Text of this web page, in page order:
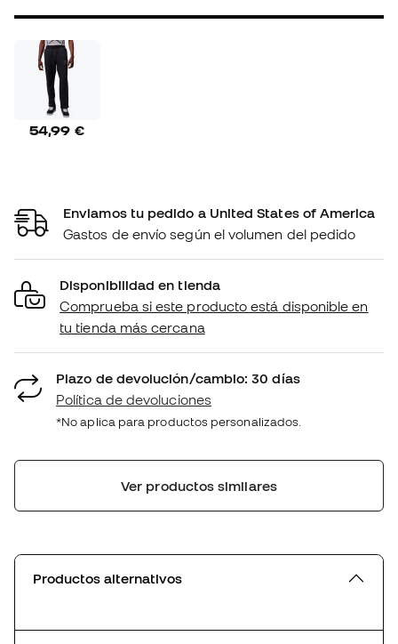
54,99 €
Enviamos tu pedido a United States of America
Gastos de envío según el volumen del pedido
Disponibilidad en tienda
Comprueba si este producto está disponible en
tu tienda más cercana
Plazo de devolución/cambio: 30 días
Política de devoluciones
*No aplica para productos personalizados.
Ver productos similares
Productos alternativos